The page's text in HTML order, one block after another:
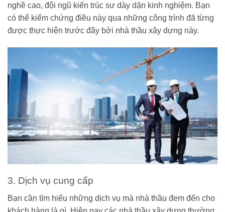
nghề cao, đội ngũ kiến trúc sư dày dặn kinh nghiệm. Bạn
có thể kiểm chứng điều này qua những công trình đã từng
được thực hiện trước đây bởi nhà thầu xây dựng này.
3. Dịch vụ cung cấp
Bạn cần tìm hiểu những dịch vụ mà nhà thầu đem đến cho